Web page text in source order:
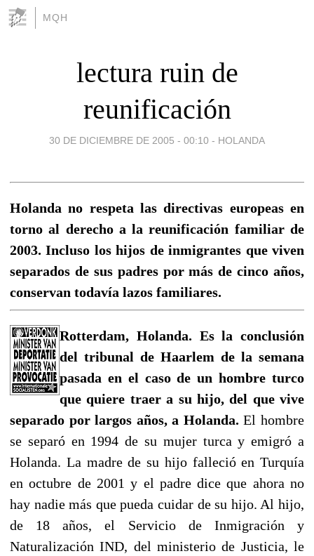
MQH
lectura ruin de
reunificación
30 DE DICIEMBRE DE 2005 - 00:10 - HOLANDA
Holanda no respeta las directivas europeas en
torno al derecho a la reunificación familiar de
2003. Incluso los hijos de inmigrantes que viven
separados de sus padres por más de cinco años,
conservan todavía lazos familiares.
Rotterdam, Holanda. Es la conclusión
del tribunal de Haarlem de la semana
pasada en el caso de un hombre turco
que quiere traer a su hijo, del que vive
separado por largos años, a Holanda.El hombre
se separó en 1994 de su mujer turca y emigró a
Holanda. La madre de su hijo falleció en Turquía
en octubre de 2001 y el padre dice que ahora no
hay nadie más que pueda cuidar de su hijo. Al hijo,
de 18 años, el Servicio de Inmigración y
Naturalización IND, del ministerio de Justicia, le